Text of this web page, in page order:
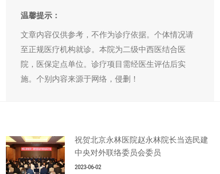
温馨提示：
文章内容仅供参考，不作为诊疗依据。个体情况请
至正规医疗机构就诊。本院为二级中西医结合医
院，医保定点单位。诊疗项目需经医生评估后实
施。个别内容来源于网络，侵删！
祝贺北京永林医院赵永林院长当选民建
中央对外联络委员会委员
2023-06-02